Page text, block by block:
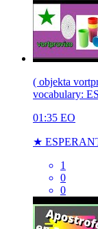
( objekta
vocabulary:
01:35 EO
★
1
0
0